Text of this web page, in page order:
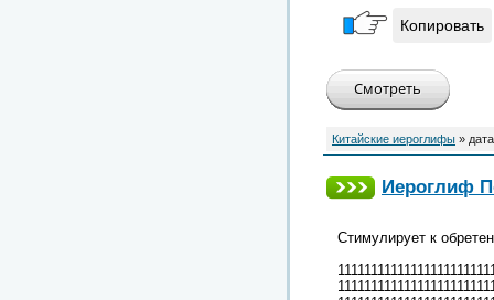
Копировать
Китайские иероглифы »
Иероглиф
Стимулирует к